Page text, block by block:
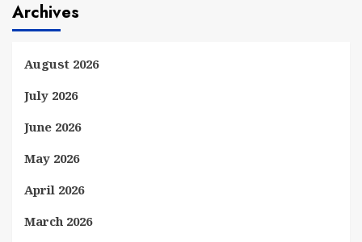
Archives
August 2026
July 2026
June 2026
May 2026
April 2026
March 2026